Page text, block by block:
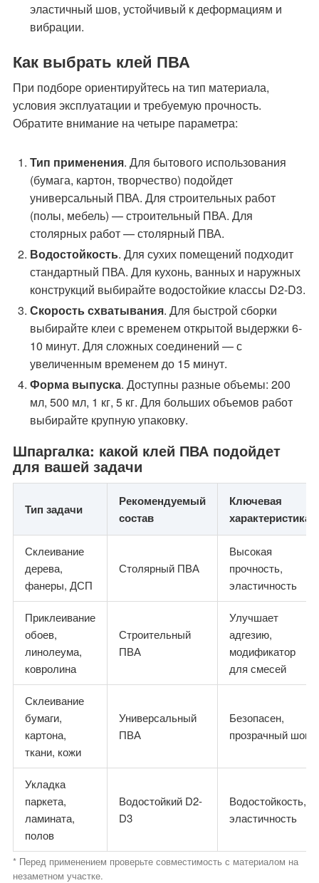
эластичный шов, устойчивый к деформациям и
вибрации.
Как выбрать клей ПВА
При подборе ориентируйтесь на тип материала,
условия эксплуатации и требуемую прочность.
Обратите внимание на четыре параметра:
Тип применения. Для бытового использования
(бумага, картон, творчество) подойдет
универсальный ПВА. Для строительных работ
(полы, мебель) — строительный ПВА. Для
столярных работ — столярный ПВА.
Водостойкость. Для сухих помещений подходит
стандартный ПВА. Для кухонь, ванных и наружных
конструкций выбирайте водостойкие классы D2-D3.
Скорость схватывания. Для быстрой сборки
выбирайте клеи с временем открытой выдержки 6-
10 минут. Для сложных соединений — с
увеличенным временем до 15 минут.
Форма выпуска. Доступны разные объемы: 200
мл, 500 мл, 1 кг, 5 кг. Для больших объемов работ
выбирайте крупную упаковку.
Шпаргалка: какой клей ПВА подойдет
для вашей задачи
Тип задачи
Рекомендуемый
состав
Ключевая
характеристика
Склеивание
дерева,
фанеры, ДСП
Столярный ПВА
Высокая
прочность,
эластичность
Приклеивание
обоев,
линолеума,
ковролина
Строительный
ПВА
Улучшает
адгезию,
модификатор
для смесей
Склеивание
бумаги,
картона,
ткани, кожи
Универсальный
ПВА
Безопасен,
прозрачный шов
Укладка
паркета,
ламината,
полов
Водостойкий D2-
D3
Водостойкость,
эластичность
* Перед применением проверьте совместимость с материалом на
незаметном участке.